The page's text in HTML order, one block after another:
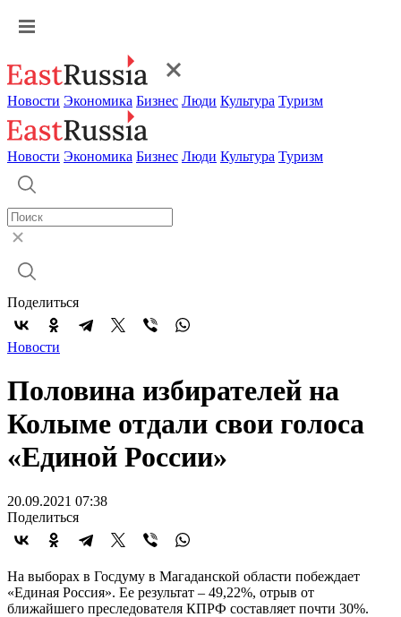
Новости Экономика Бизнес Люди Культура Туризм
Новости Экономика Бизнес Люди Культура Туризм
Поделиться
Новости
Половина избирателей на
Колыме отдали свои голоса
«Единой России»
20.09.2021 07:38
Поделиться
На выборах в Госдуму в Магаданской области побеждает
«Единая Россия». Ее результат – 49,22%, отрыв от
ближайшего преследователя КПРФ составляет почти 30%.